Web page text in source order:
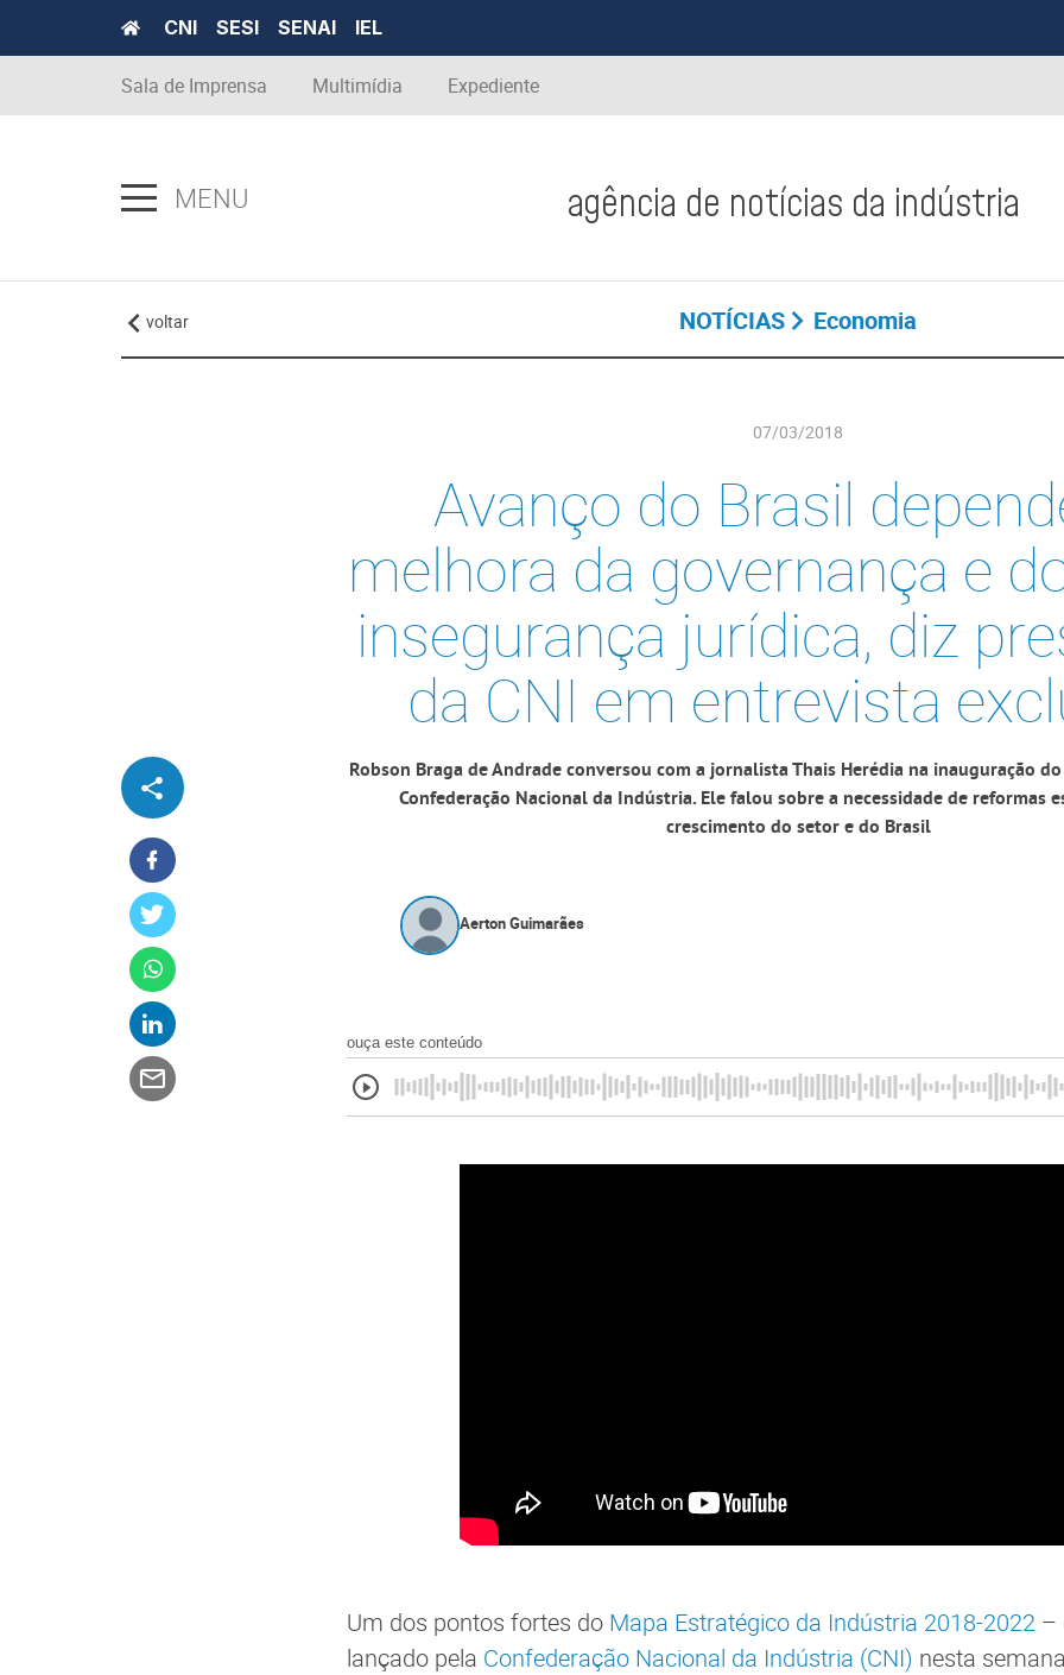
CNI SESI SENAI IEL
Sala de Imprensa Multimídia Expediente
MENU agência de notícias da indústria
voltar NOTÍCIAS Economia
07/03/2018
Avanço do Brasil
melhora da governança e
insegurança jurídica, diz
da CNI em entrevista
Robson Braga de Andrade conversou com a jornalista Thais Herédia na inauguração
Confederação Nacional da Indústria. Ele falou sobre a necessidade de reformas
crescimento do setor e do Brasil
Aerton Guimarães
ouça este conteúdo
Um dos pontos fortes do Mapa Estratégico da Indústria 2018-2022 –
lançado pela Confederação Nacional da Indústria (CNI) nesta